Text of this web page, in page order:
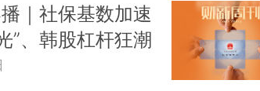
｜社保基数加速
”、韩股杠杆狂潮